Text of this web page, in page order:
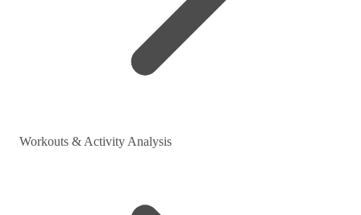
Workouts & Activity Analysis